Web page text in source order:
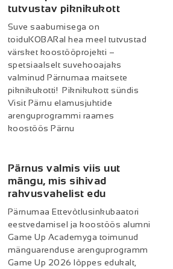
tutvustav piknikukott
Suve saabumisega on
toiduKOBARal hea meel tutvustad
värsket koostööprojekti –
spetsiaalselt suvehooajaks
valminud Pärnumaa maitsete
piknikukotti! Piknikukott sündis
Visit Pärnu elamusjuhtide
arenguprogrammi raames
koostöös Pärnu
Pärnus valmis viis uut
mängu, mis sihivad
rahvusvahelist edu
Pärnumaa Ettevõtlusinkubaatori
eestvedamisel ja koostöös alumni
Game Up Academyga toimunud
mänguarenduse arenguprogramm
Game Up 2026 lõppes edukalt,